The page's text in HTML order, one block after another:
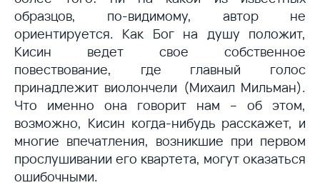
образцов, по-видимому, автор не
ориентируется. Как Бог на душу положит,
Кисин ведет свое собственное
повествование, где главный голос
принадлежит виолончели (Михаил Мильман).
Что именно она говорит нам – об этом,
возможно, Кисин когда-нибудь расскажет, и
многие впечатления, возникшие при первом
прослушивании его квартета, могут оказаться
ошибочными.